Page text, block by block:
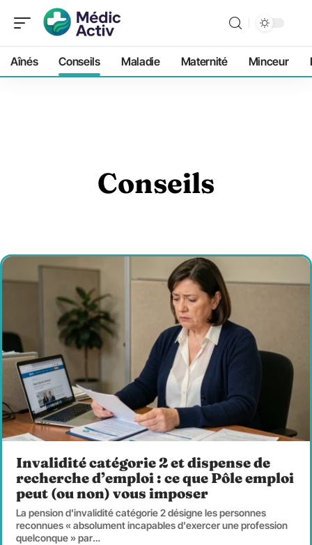
Aînés Conseils Maladie Maternité Minceur
Conseils
Invalidité catégorie 2 et dispense de
recherche d’emploi : ce que Pôle emploi
peut (ou non) vous imposer
La pension d'invalidité catégorie 2 désigne les personnes
reconnues « absolument incapables d'exercer une profession
quelconque » par…